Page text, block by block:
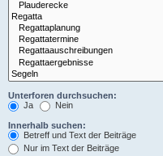
Unterforen durchsuchen:
Ja
Nein
Innerhalb suchen:
Betreff und Text der Beiträge
Nur im Text der Beiträge